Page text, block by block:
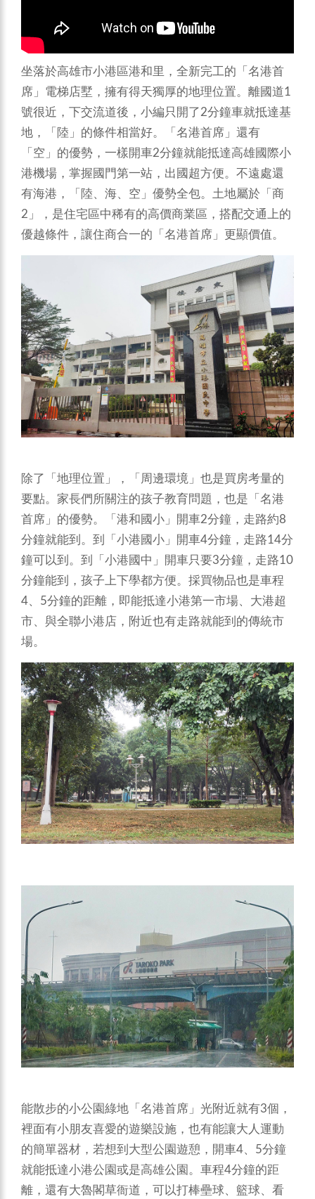
坐落於高雄市小港區港和里，全新完工的「名港首
席」電梯店墅，擁有得天獨厚的地理位置。離國道1
號很近，下交流道後，小編只開了2分鐘車就抵達基
地，「陸」的條件相當好。「名港首席」還有
「空」的優勢，一樣開車2分鐘就能抵達高雄國際小
港機場，掌握國門第一站，出國超方便。不遠處還
有海港，「陸、海、空」優勢全包。土地屬於「商
2」，是住宅區中稀有的高價商業區，搭配交通上的
優越條件，讓住商合一的「名港首席」更顯價值。
除了「地理位置」，「周邊環境」也是買房考量的
要點。家長們所關注的孩子教育問題，也是「名港
首席」的優勢。「港和國小」開車2分鐘，走路約8
分鐘就能到。到「小港國小」開車4分鐘，走路14分
鐘可以到。到「小港國中」開車只要3分鐘，走路10
分鐘能到，孩子上下學都方便。採買物品也是車程
4、5分鐘的距離，即能抵達小港第一市場、大港超
市、與全聯小港店，附近也有走路就能到的傳統市
場。
能散步的小公園綠地「名港首席」光附近就有3個，
裡面有小朋友喜愛的遊樂設施，也有能讓大人運動
的簡單器材，若想到大型公園遊憩，開車4、5分鐘
就能抵達小港公園或是高雄公園。車程4分鐘的距
離，還有大魯閣草衙道，可以打棒壘球、籃球、看